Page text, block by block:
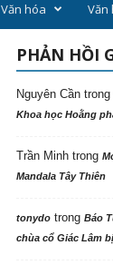
Văn hóa Văn
PHẢN HỒI
Nguyên Cầntrong
Khoa học Hoằng
Trần Minhtrong
Mandala Tây Thiên
tonydotrong Báo
chùa cổ Giác Lâm